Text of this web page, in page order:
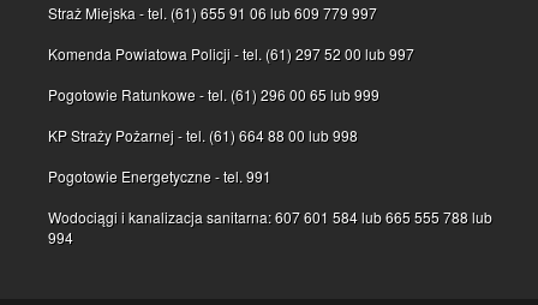
Straż Miejska - tel. (61) 655 91 06 lub 609 779 997
Komenda Powiatowa Policji - tel. (61) 297 52 00 lub 997
Pogotowie Ratunkowe - tel. (61) 296 00 65 lub 999
KP Straży Pożarnej - tel. (61) 664 88 00 lub 998
Pogotowie Energetyczne - tel. 991
Wodociągi i kanalizacja sanitarna: 607 601 584 lub 665 555 788 lub
994